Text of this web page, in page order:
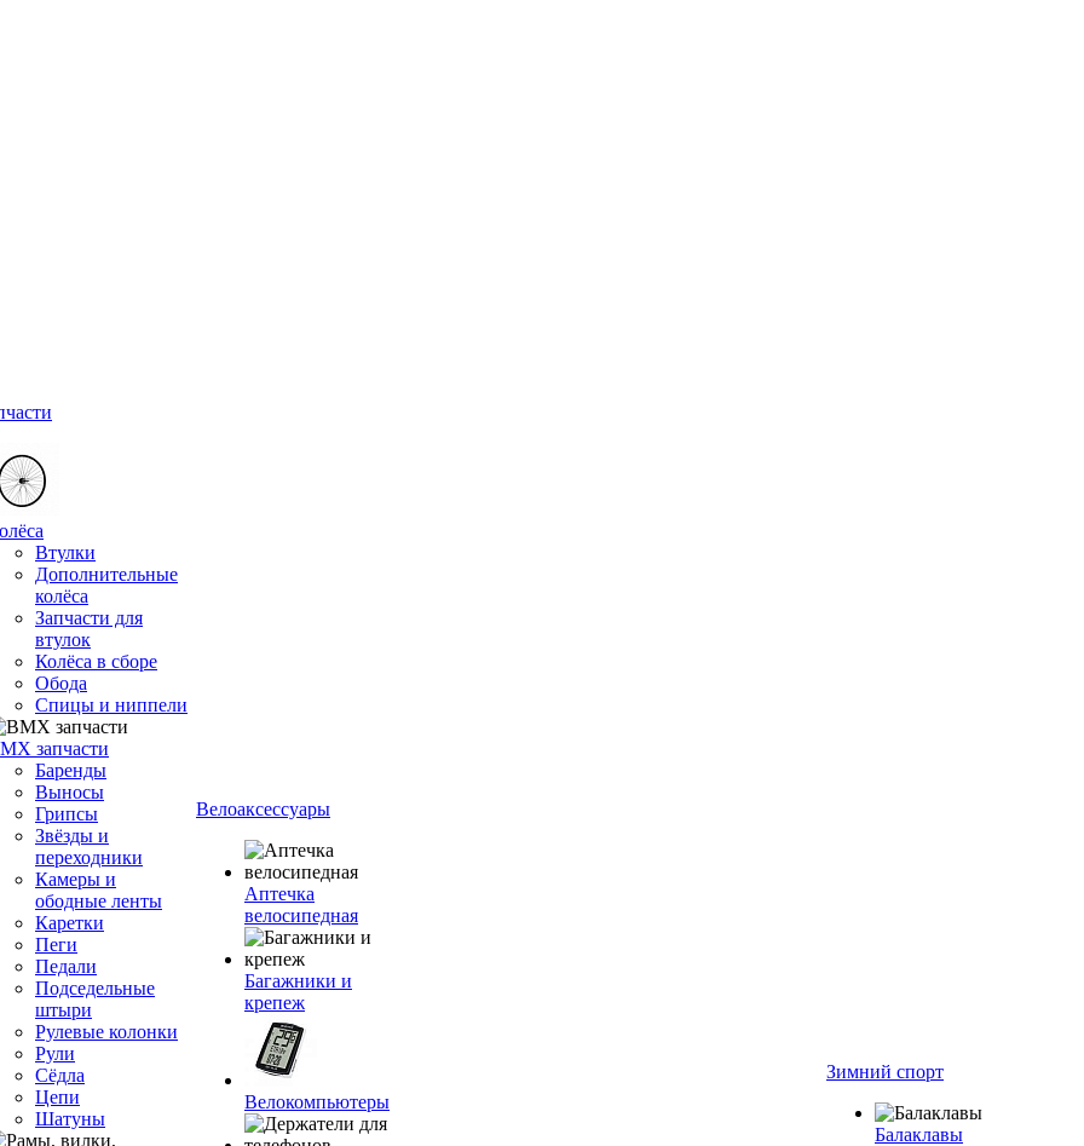
Втулки
Дополнительные
колёса
Запчасти для
втулок
Колёса в сборе
Обода
Спицы и ниппели
запчасти
Баренды
Выносы
Грипсы
Звёзды и
переходники
Камеры и
ободные ленты
Каретки
Пеги
Педали
Подседельные
штыри
Рулевые колонки
Рули
Сёдла
Цепи
Шатуны
Велоаксессуары
Аптечка
велосипедная
Багажники и
крепеж
Велокомпьютеры
Зимний спорт
Балаклавы